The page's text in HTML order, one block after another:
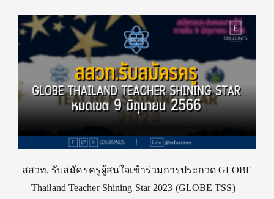
สสวท. รับสมัครครูผู้สนใจเข้าร่วมการประกวด GLOBE
Thailand Teacher Shining Star 2023 (GLOBE TSS) –